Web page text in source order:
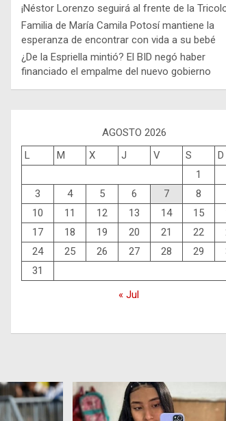
¡Néstor Lorenzo seguirá al frente de la
Familia de María Camila Potosí mantiene la
esperanza de encontrar con vida a su bebé
¿De la Espriella mintió? El BID negó haber
financiado el empalme del nuevo gobierno
AGOSTO 2026
L
M X J V S
D
1
3
4 5 6 7 8
10
11 12 13 14 15
17
18 19 20 21 22
24
25 26 27 28 29
31
« Jul